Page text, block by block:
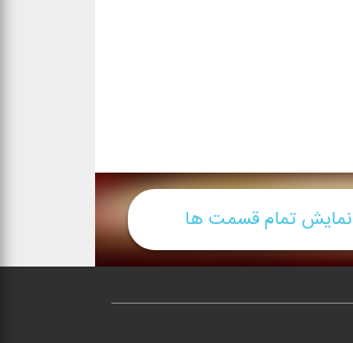
نمایش تمام قسمت ها